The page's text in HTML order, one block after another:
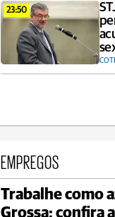
23:50
EMPREGOS
Trabalhe como
Grossa; confira